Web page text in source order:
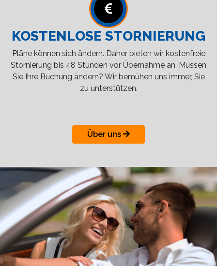
KOSTENLOSE STORNIERUNG
Pläne können sich ändern. Daher bieten wir kostenfreie
Stornierung bis 48 Stunden vor Übernahme an. Müssen
Sie Ihre Buchung ändern? Wir bemühen uns immer, Sie
zu unterstützen.
Über uns